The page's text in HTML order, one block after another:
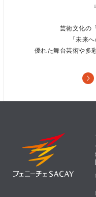
芸術文化の
「未来
優れた舞台芸術や多
[